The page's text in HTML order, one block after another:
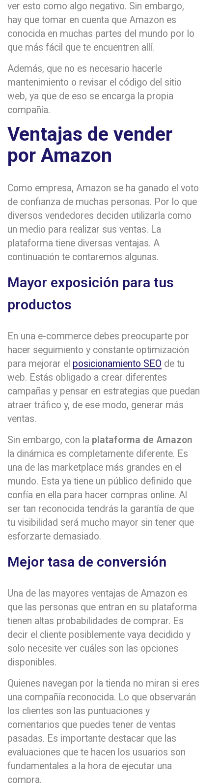
ver esto como algo negativo. Sin embargo,
hay que tomar en cuenta que Amazon es
conocida en muchas partes del mundo por lo
que más fácil que te encuentren allí.
Además, que no es necesario hacerle
mantenimiento o revisar el código del sitio
web, ya que de eso se encarga la propia
compañía.
Ventajas de vender
por Amazon
Como empresa, Amazon se ha ganado el voto
de confianza de muchas personas. Por lo que
diversos vendedores deciden utilizarla como
un medio para realizar sus ventas. La
plataforma tiene diversas ventajas. A
continuación te contaremos algunas.
Mayor exposición para tus
productos
En una e-commerce debes preocuparte por
hacer seguimiento y constante optimización
para mejorar el posicionamiento SEO de tu
web. Estás obligado a crear diferentes
campañas y pensar en estrategias que puedan
atraer tráfico y, de ese modo, generar más
ventas.
Sin embargo, con la plataforma de Amazon
la dinámica es completamente diferente. Es
una de las marketplace más grandes en el
mundo. Esta ya tiene un público definido que
confía en ella para hacer compras online. Al
ser tan reconocida tendrás la garantía de que
tu visibilidad será mucho mayor sin tener que
esforzarte demasiado.
Mejor tasa de conversión
Una de las mayores ventajas de Amazon es
que las personas que entran en su plataforma
tienen altas probabilidades de comprar. Es
decir el cliente posiblemente vaya decidido y
solo necesite ver cuáles son las opciones
disponibles.
Quienes navegan por la tienda no miran si eres
una compañía reconocida. Lo que observarán
los clientes son las puntuaciones y
comentarios que puedes tener de ventas
pasadas. Es importante destacar que las
evaluaciones que te hacen los usuarios son
fundamentales a la hora de ejecutar una
compra.